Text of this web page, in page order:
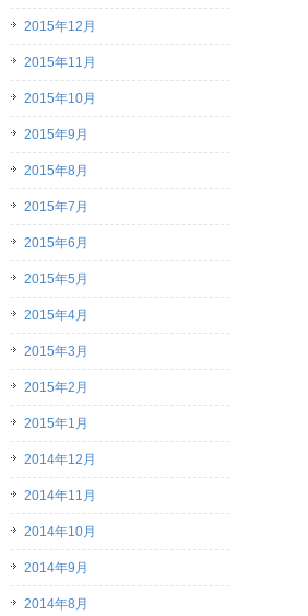
2015年12月
2015年11月
2015年10月
2015年9月
2015年8月
2015年7月
2015年6月
2015年5月
2015年4月
2015年3月
2015年2月
2015年1月
2014年12月
2014年11月
2014年10月
2014年9月
2014年8月